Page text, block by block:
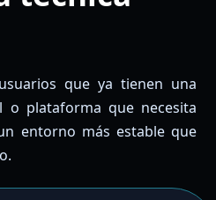
que ya tienen una
o plataforma que necesita
entorno más estable que